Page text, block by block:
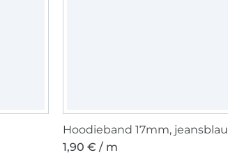
Hoodieband 17mm, jeansblau
1,90 € / m